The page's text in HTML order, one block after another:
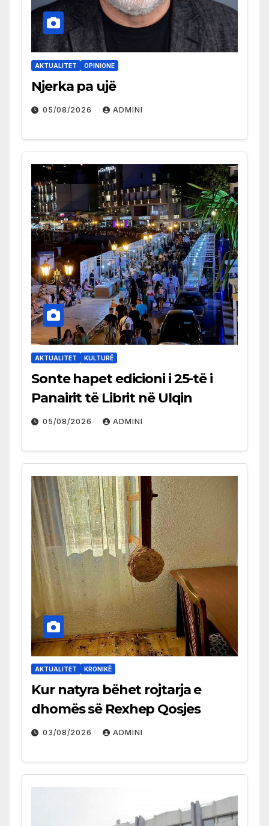
AKTUALITET OPINIONE
Njerka pa ujë
05/08/2026 ADMINI
AKTUALITET KULTURË
Sonte hapet edicioni i 25-të i
Panairit të Librit në Ulqin
05/08/2026 ADMINI
AKTUALITET KRONIKË
Kur natyra bëhet rojtarja e
dhomës së Rexhep Qosjes
03/08/2026 ADMINI